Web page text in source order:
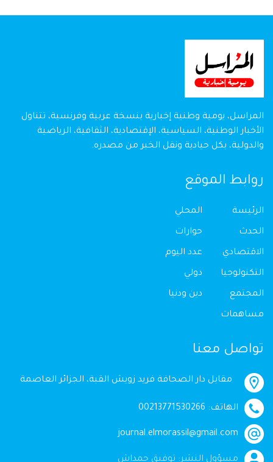
المراسل، يومية وطنية إخبارية بنسخة عربية وفرنسية، تتناول
الأخبار الوطنية، السياسية، الإقتصادية، الثقافية، الرياضية
والدولية، بكل حيادية ونقل الخبر من مصدره.
روابط الموقع
الرئيسة
الحدث
الاقتصادي
التكنولوجيا
المجتمع
مساهمات
المحلي
حوارات
عدد اليوم
دولي
دين ودنيا
تواصل معنا
مقابل دار الصحافة فريد زويش القبة، الجزائر العاصمة
الهاتف: 00213771530266
journal.elmorassil@gmail.com
مسؤول النشر: توفيق حمداش